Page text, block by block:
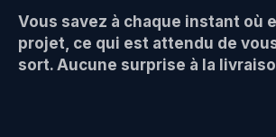
Vous savez à chaque instant où
projet, ce qui est attendu de
sort. Aucune surprise à la